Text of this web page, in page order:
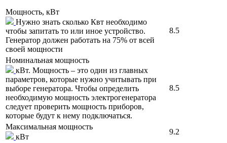
Мощность, кВт
Нужно знать сколько Квт необходимо
чтобы запитать то или иное устройство.
Генератор должен работать на 75% от всей
своей мощности
8.5
Номинальная мощность
кВт. Мощность – это один из главных
параметров, которые нужно учитывать при
выборе генератора. Чтобы определить
необходимую мощность электрогенератора
следует проверить мощность приборов,
которые будут к нему подключаться.
8.5
Максимальная мощность
кВт
9.2